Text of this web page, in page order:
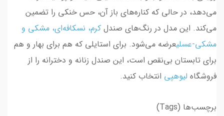
می‌دهد، در حالی که کناره‌های باز آن، حس خنکی را تضمین
می‌کند. این مدل در رنگ‌های صندل کرم، نسکافه‌ای، مشکی و
مشکی-عسلیعرضه می‌شود. برای استایلی که هم برای بهار و هم
برای تابستان بی‌نقص است، این صندل زنانه و دخترانه را از
فروشگاه لیوهپی انتخاب کنید.
برچسب‌ها (Tags)